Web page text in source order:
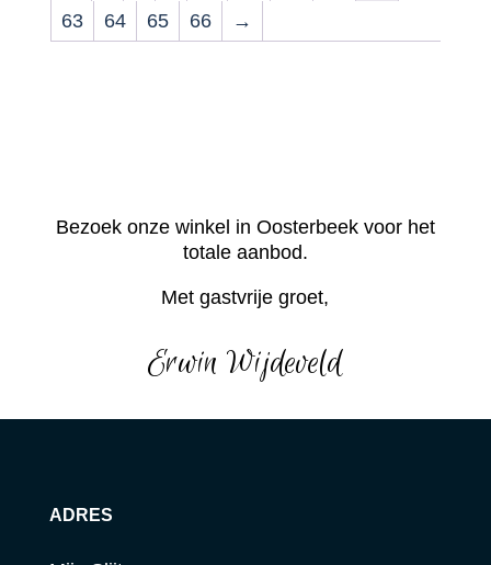
63
64 65 66 →
Bezoek onze winkel in Oosterbeek voor het
totale aanbod.
Met gastvrije groet,
Erwin Wijdeveld
ADRES